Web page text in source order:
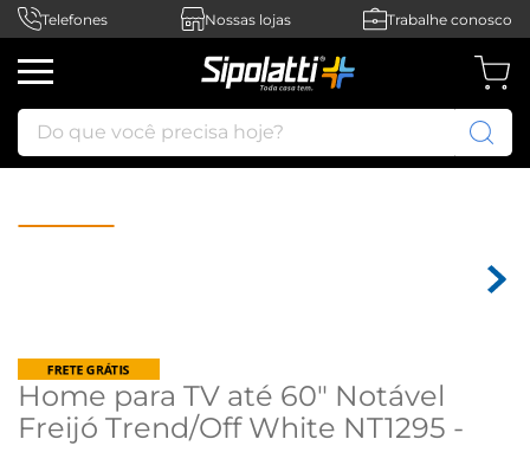
Telefones Nossas lojas Trabalhe conosco
Do que você precisa hoje?
Home para TV até 60" Notável
Freijó Trend/Off White NT1295 -